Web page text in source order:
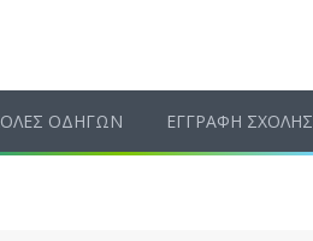
ΟΔΗΓΩΝ ΕΓΓΡΑΦΗ ΣΧΟΛΗΣ